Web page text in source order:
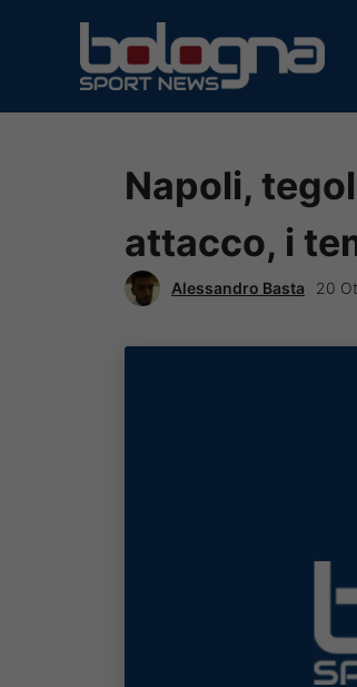
contenuto
Napoli,
attacco, i
Alessandro Basta 20